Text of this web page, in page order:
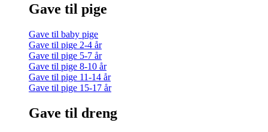
Gave til pige
Gave til baby pige
Gave til pige 2-4 år
Gave til pige 5-7 år
Gave til pige 8-10 år
Gave til pige 11-14 år
Gave til pige 15-17 år
Gave til dreng